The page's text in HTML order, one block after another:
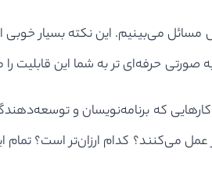
می‌بینیم. این نکته بسیار
حرفه‌ای تر به شما این قابلیت
که برنامه‌نویسان و
می‌کنند؟ کدام ارزان‌تر است؟ تمام